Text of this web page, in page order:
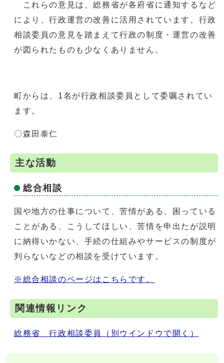
これらの意見は、総務省が各府省に通知するなど
により、行政運営の改善に活用されています。行政
相談委員の意見を踏まえて行政の制度・運営の改善
が図られたものも少なくありません。
町からは、1名が行政相談委員として委嘱されてい
ます。
〇森田泰仁
主な活動
総合相談
国や地方の仕事について、苦情がある、困っている
ことがある、こうしてほしい、苦情を申出たが説明
に納得いかない、手続の仕組みやサービスの制度が
判らないなどの相談を受けています。
※総合相談のページはこちらです。
関連情報リンク
総務省 行政相談委員 （別ウインドウで開く）